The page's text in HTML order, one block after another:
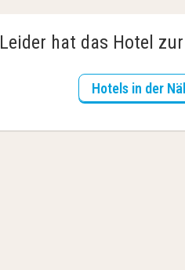
Leider hat das Hotel
Hotels in der